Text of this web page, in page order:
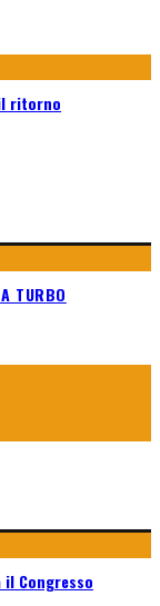
ritorno
TURBO
il Congresso